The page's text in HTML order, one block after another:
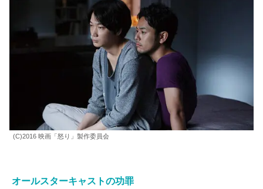
(C)2016 映画「怒り」製作委員会
オールスターキャストの功罪